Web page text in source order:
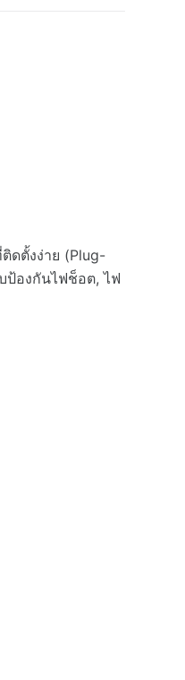
ดตั้งง่าย (Plug-
ป้องกันไฟช็อต, ไฟ